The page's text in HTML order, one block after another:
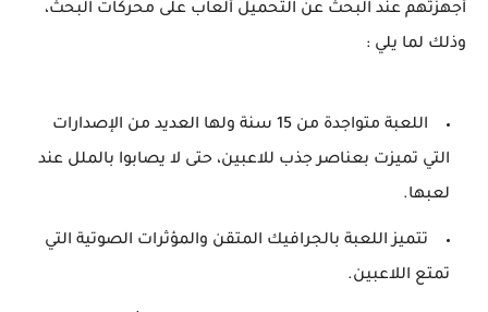
أجهزتهم عند البحث عن التحميل ألعاب على محركات البحث،
وذلك لما يلي :
اللعبة متواجدة من 15 سنة ولها العديد من الإصدارات
التي تميزت بعناصر جذب للاعبين، حتى لا يصابوا بالملل عند
لعبها.
تتميز اللعبة بالجرافيك المتقن والمؤثرات الصوتية التي
تمتع اللاعبين.